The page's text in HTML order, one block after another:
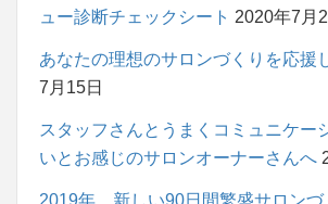
ュー診断チェックシート 2020年7月
あなたの理想のサロンづくりを応援
7月15日
スタッフさんとうまくコミュニケー
いとお感じのサロンオーナーさんへ
2019年 新しい90日間繁盛サロンづ